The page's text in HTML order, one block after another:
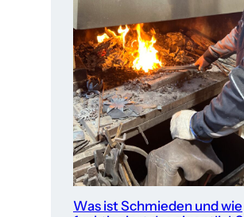
Was ist Schmieden und wie